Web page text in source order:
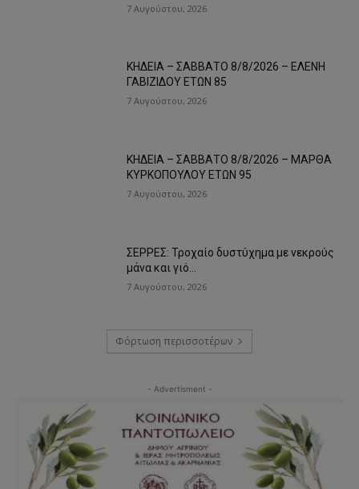
7 Αυγούστου, 2026
ΚΗΔΕΙΑ – ΣΑΒΒΑΤΟ 8/8/2026 – ΕΛΕΝΗ
ΓΑΒΙΖΙΔΟΥ ΕΤΩΝ 85
7 Αυγούστου, 2026
ΚΗΔΕΙΑ – ΣΑΒΒΑΤΟ 8/8/2026 – ΜΑΡΘΑ
ΚΥΡΚΟΠΟΥΛΟΥ ΕΤΩΝ 95
7 Αυγούστου, 2026
ΣΕΡΡΕΣ: Τροχαίο δυστύχημα με νεκρούς
μάνα και γιό…
7 Αυγούστου, 2026
Φόρτωση περισσοτέρων
- Advertisment -